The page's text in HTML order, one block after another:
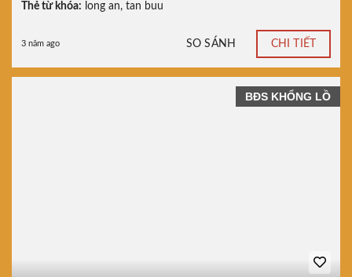
Thẻ từ khóa: long an, tan buu
3 năm ago SO SÁNH CHI TIẾT
BĐS KHỔNG LỒ